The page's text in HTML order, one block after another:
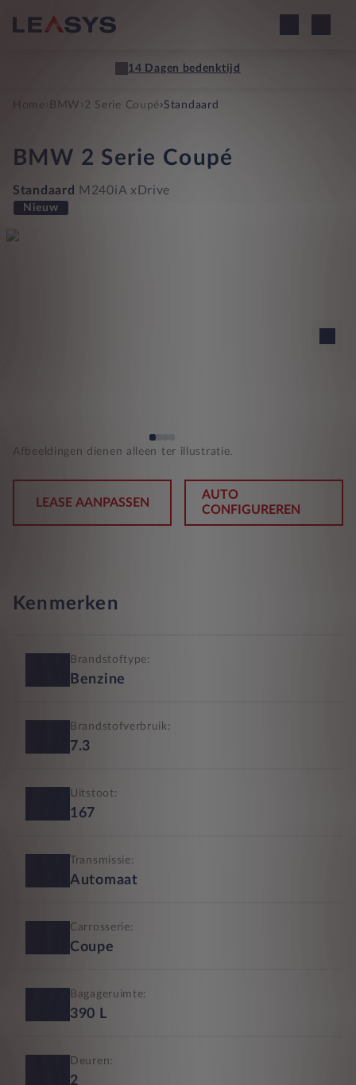
14 Dagen bedenktijd
Home › BMW › 2 Serie Coupé›Standaard
BMW 2 Serie Coupé
Standaard M240iA xDrive
Nieuw
Afbeeldingen dienen alleen ter illustratie.
LEASE AANPASSEN
AUTO
CONFIGUREREN
Kenmerken
Brandstoftype:
Benzine
Brandstofverbruik:
7.3
Uitstoot:
167
Transmissie:
Automaat
Carrosserie:
Coupe
Bagageruimte:
390 L
Deuren:
2